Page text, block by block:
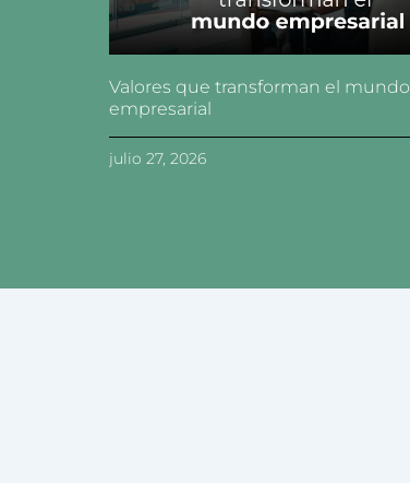
Valores que transforman el mundo
empresarial
julio 27, 2026